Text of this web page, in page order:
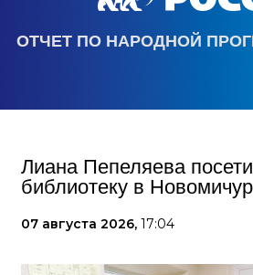
ОТЧЕТ ПО НАРОДНОЙ
Лиана Пепеляева
библиотеку в
07 августа 2026, 17:04